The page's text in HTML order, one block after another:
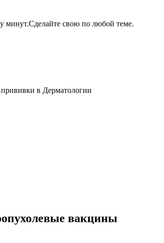
минут.Сделайте свою по любой теме.
в Дерматологии
вакцины